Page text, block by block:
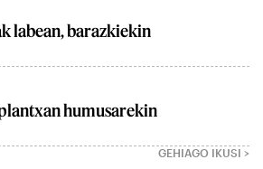
labean, barazkiekin
humusarekin
GEHIAGO IKUSI >